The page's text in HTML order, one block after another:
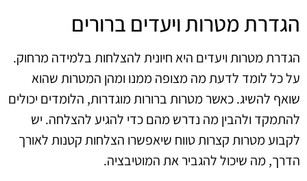
הגדרת מטרות ויעדים ברורים
הגדרת מטרות ויעדים היא חיונית להצלחות בלמידה מרחוק.
על כל לומד לדעת מה מצופה ממנו ומהן המטרות שהוא
שואף להשיג. כאשר מטרות ברורות מוגדרות, הלומדים יכולים
להתמקד ולהבין מה נדרש מהם כדי להגיע להצלחה. יש
לקבוע מטרות קצרות טווח שיאפשרו הצלחות קטנות לאורך
הדרך, מה שיכול להגביר את המוטיבציה.